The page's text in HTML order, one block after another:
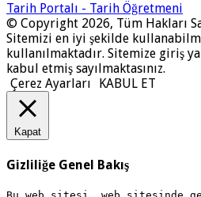
Tarih Portalı - Tarih Öğretmeni
© Copyright 2026, Tüm Hakları
Sitemizi en iyi şekilde
kullanılmaktadır. Sitemize giriş
kabul etmiş sayılmaktasınız.
Çerez Ayarları
KABUL ET
Kapat
Gizliliğe Genel Bakış